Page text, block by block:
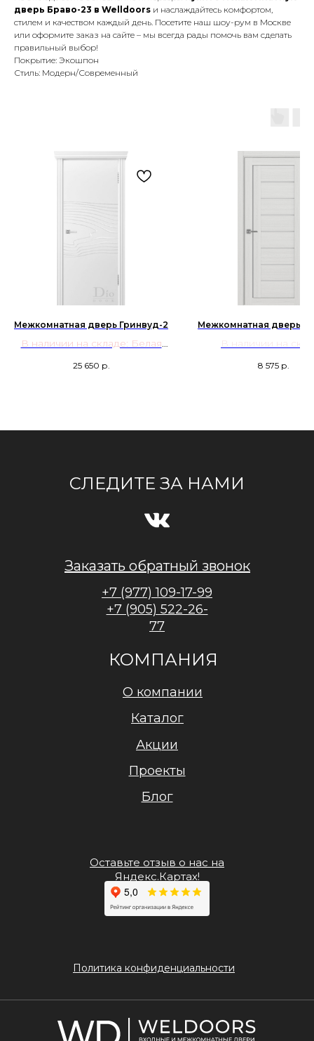
дверь Браво-23 в Welldoors и наслаждайтесь комфортом,
стилем и качеством каждый день. Посетите наш шоу-рум в Москве
или оформите заказ на сайте – мы всегда рады помочь вам сделать
правильный выбор!
Покрытие: Экошпон
Стиль: Модерн/Современный
Межкомнатная дверь Гринвуд-2
В наличии на складе: Белая
25 650 р.
Межкомнатная дверь
В наличии на
8 575 р.
СЛЕДИТЕ ЗА НАМИ
КОМПАНИЯ
+7 (977) 109-17-99
+7 (905) 522-26-
77
О компании
Каталог
Акции
Оставьте отзыв о нас на
Яндекс.Картах!
Проекты
Заказать обратный звонок
Политика конфиденциальности
Блог